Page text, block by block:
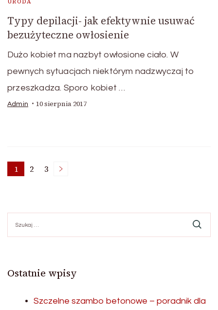
Typy depilacji- jak efektywnie usuwać
bezużyteczne owłosienie
Dużo kobiet ma nazbyt owłosione ciało. W
pewnych sytuacjach niektórym nadzwyczaj to
przeszkadza. Sporo kobiet …
Admin 10 sierpnia 2017
Stronicowanie
wpisów
Strona
1 Strona
2 Strona
3
Ostatnie wpisy
Szczelne szambo betonowe – poradnik dla